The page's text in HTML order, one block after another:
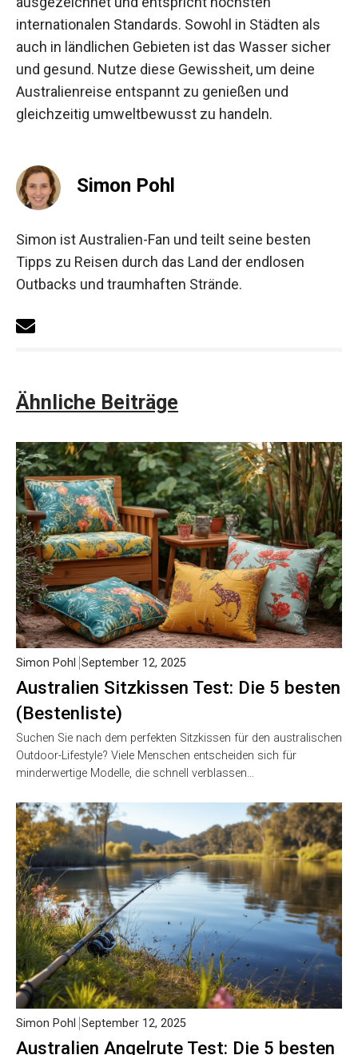
internationalen Standards. Sowohl in Städten als
auch in ländlichen Gebieten ist das Wasser sicher
und gesund. Nutze diese Gewissheit, um deine
Australienreise entspannt zu genießen und
gleichzeitig umweltbewusst zu handeln.
Simon Pohl
Simon ist Australien-Fan und teilt seine besten
Tipps zu Reisen durch das Land der endlosen
Outbacks und traumhaften Strände.
Ähnliche Beiträge
Australien Sitzkissen Test: Die 5 besten
(Bestenliste)
Simon Pohl September 12, 2025
Suchen Sie nach dem perfekten Sitzkissen für den australischen
Outdoor-Lifestyle? Viele Menschen entscheiden sich für
minderwertige Modelle, die schnell verblassen…
Australien Angelrute Test: Die 5 besten
Simon Pohl September 12, 2025